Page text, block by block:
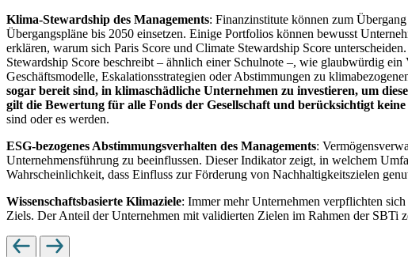
Klima-Stewardship des Managements: Finanzinstitute können zum
Übergangspläne bis 2050 einsetzen. Einige Portfolios können bewusst
erklären, warum sich Paris Score und Climate Stewardship Score
Stewardship Score beschreibt – ähnlich einer Schulnote –, wie glaubwürdig
Geschäftsmodelle, Eskalationsstrategien oder Abstimmungen zu
sogar bereit sind, in klimaschädliche Unternehmen zu investieren, um
gilt die Bewertung für alle Fonds der Gesellschaft und berücksichtigt
sind oder es werden.
ESG-bezogenes Abstimmungsverhalten des Managements:
Unternehmensführung zu beeinflussen. Dieser Indikator zeigt, in welchem
Wahrscheinlichkeit, dass Einfluss zur Förderung von Nachhaltigkeitszielen
Wissenschaftsbasierte Klimaziele: Immer mehr Unternehmen verpflichten
Ziels. Der Anteil der Unternehmen mit validierten Zielen im Rahmen der SBTi